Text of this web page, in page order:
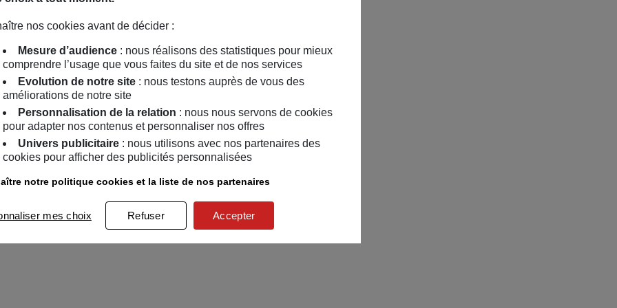
nos cookies avant de décider :
Mesure d’audience : nous réalisons des statistiques pour mieux
comprendre l’usage que vous faites du site et de nos services
Evolution de notre site : nous testons auprès de vous des
améliorations de notre site
Personnalisation de la relation : nous nous servons de cookies
pour adapter nos contenus et personnaliser nos offres
Univers publicitaire : nous utilisons avec nos partenaires des
cookies pour afficher des publicités personnalisées
notre politique cookies et la liste de nos partenaires
mes choix Refuser Accepter